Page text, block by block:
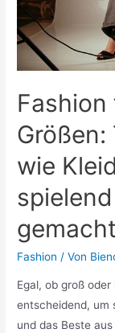
Größen:
wie
Fashion / Von
Egal, ob groß
entscheidend, um
und das Beste